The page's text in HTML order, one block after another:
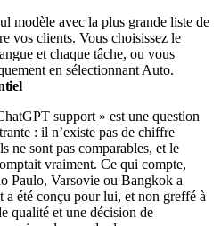
modèle avec la plus grande liste de
vos clients. Vous choisissez le
et chaque tâche, ou vous
en sélectionnant Auto.
support » est une question
: il n’existe pas de chiffre
ne sont pas comparables, et le
vraiment. Ce qui compte,
Paulo, Varsovie ou Bangkok a
a été conçu pour lui, et non greffé à
qualité et une décision de